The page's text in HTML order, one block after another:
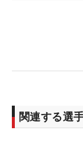
関連する選